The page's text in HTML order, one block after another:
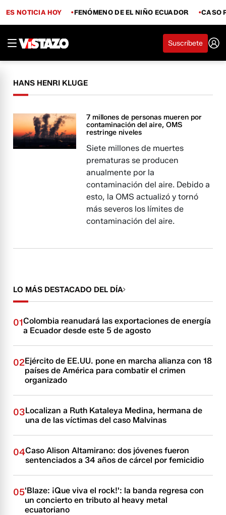
ES NOTICIA HOY FENÓMENO DE EL NIÑO ECUADOR CASO
Suscríbete
HANS HENRI KLUGE
7 millones de personas mueren por
contaminación del aire, OMS
restringe niveles
Siete millones de muertes
prematuras se producen
anualmente por la
contaminación del aire. Debido a
esto, la OMS actualizó y tornó
más severos los límites de
contaminación del aire.
LO MÁS DESTACADO DEL DÍA
01Colombia reanudará las exportaciones de energía
a Ecuador desde este 5 de agosto
02Ejército de EE.UU. pone en marcha alianza con 18
países de América para combatir el crimen
organizado
03Localizan a Ruth Kataleya Medina, hermana de
una de las víctimas del caso Malvinas
04Caso Alison Altamirano: dos jóvenes fueron
sentenciados a 34 años de cárcel por femicidio
05'Blaze: ¡Que viva el rock!': la banda regresa con
un concierto en tributo al heavy metal
ecuatoriano